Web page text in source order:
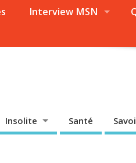
Interview MSN
Insolite Santé